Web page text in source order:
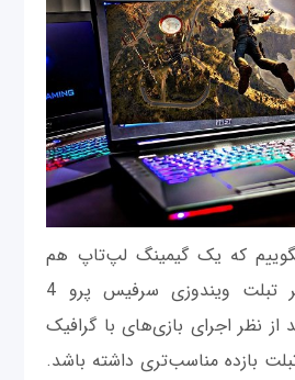
که یک گیمینگ لپ‌تاپ هم
قیمت با نسخه برتر تبلت ویندوزی سرفیس پرو 4
از نظر اجرای بازی‌های با گرافیک
بازده مناسب‌تری داشته باشد.